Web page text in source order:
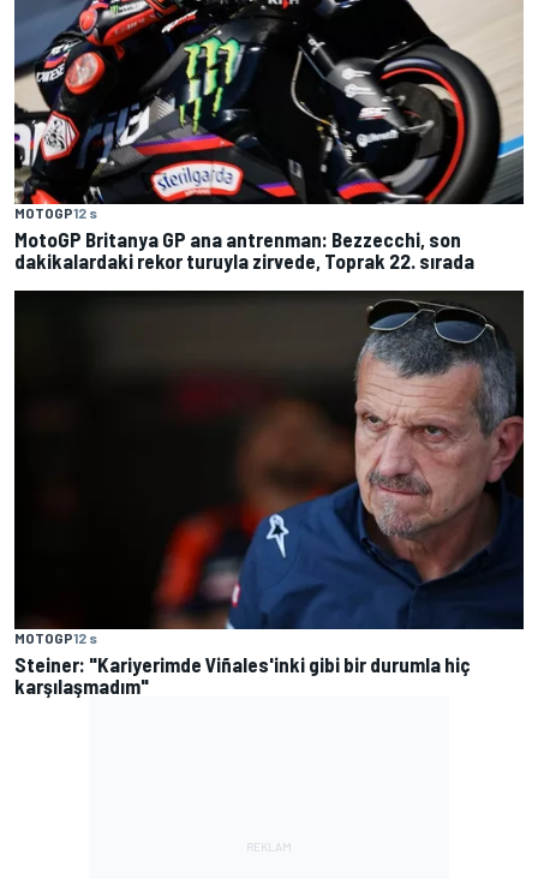
MOTOGP12 s
MotoGP Britanya GP ana antrenman: Bezzecchi, son
dakikalardaki rekor turuyla zirvede, Toprak 22. sırada
MOTOGP12 s
Steiner: "Kariyerimde Viñales'inki gibi bir durumla hiç
karşılaşmadım"